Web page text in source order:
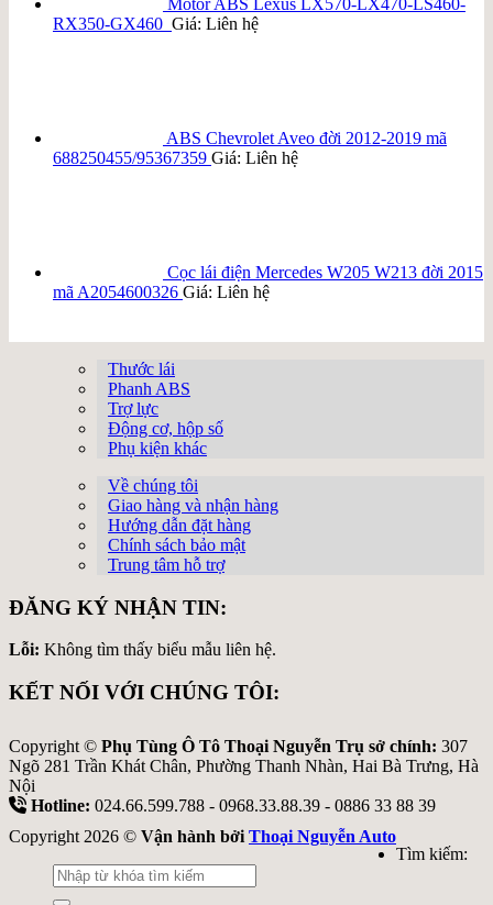
RX350-GX460 Giá: Liên hệ
ABS Chevrolet Aveo đời 2012-2019 mã
688250455/95367359 Giá: Liên hệ
Cọc lái điện Mercedes W205 W213 đời 2015
mã A2054600326 Giá: Liên hệ
Thước lái
Phanh ABS
Trợ lực
Động cơ, hộp số
Phụ kiện khác
Về chúng tôi
Giao hàng và nhận hàng
Hướng dẫn đặt hàng
Chính sách bảo mật
Trung tâm hỗ trợ
ĐĂNG KÝ NHẬN TIN:
Lỗi: Không tìm thấy biểu mẫu liên hệ.
KẾT NỐI VỚI CHÚNG TÔI:
Copyright © Phụ Tùng Ô Tô Thoại Nguyễn Trụ sở chính: 307
Ngõ 281 Trần Khát Chân, Phường Thanh Nhàn, Hai Bà Trưng, Hà
Nội
Hotline: 024.66.599.788 - 0968.33.88.39 - 0886 33 88 39
Copyright 2026 © Vận hành bởi Thoại Nguyễn Auto
Tìm kiếm: